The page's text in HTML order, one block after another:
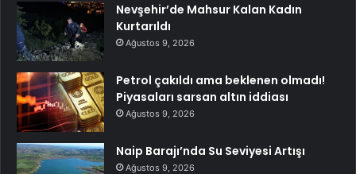
Nevşehir’de Mahsur Kalan Kadın
Kurtarıldı
Ağustos 9, 2026
Petrol çakıldı ama beklenen olmadı!
Piyasaları sarsan altın iddiası
Ağustos 9, 2026
Naip Barajı’nda Su Seviyesi Artışı
Ağustos 9, 2026